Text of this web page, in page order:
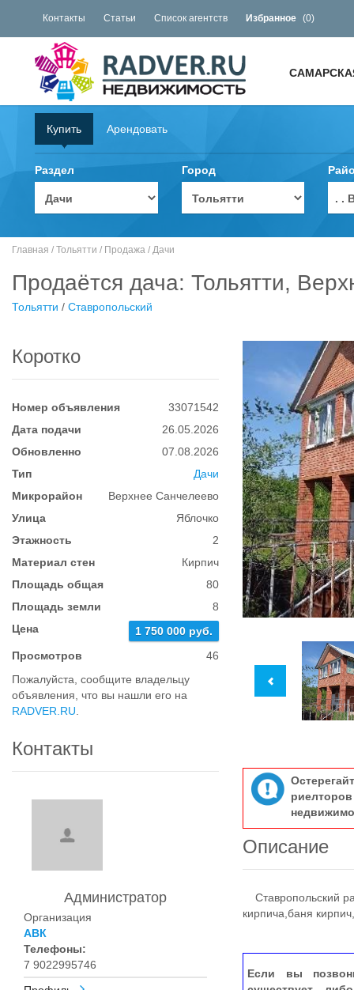
Контакты Статьи Список агентств Избранное (0)
Купить Арендовать
Раздел Город
. .
Главная / Тольятти / Продажа / Дачи
Продаётся дача: Тольятти,
Тольятти / Ставропольский
Коротко
Номер объявления
33071542
Дата подачи
26.05.2026
Обновленно
07.08.2026
Тип
Дачи
Микрорайон
Верхнее Санчелеево
Улица
Яблочко
Этажность
2
Материал стен
Кирпич
Площадь общая
80
Площадь земли
8
Цена
1 750 000 руб.
Просмотров
46
Пожалуйста, сообщите владельцу
объявления, что вы нашли его на
RADVER.RU
Контакты
Администратор
Организация
АВК
Телефоны:
7 9022995746
Описание
Ставропольский
кирпича,баня
Если вы